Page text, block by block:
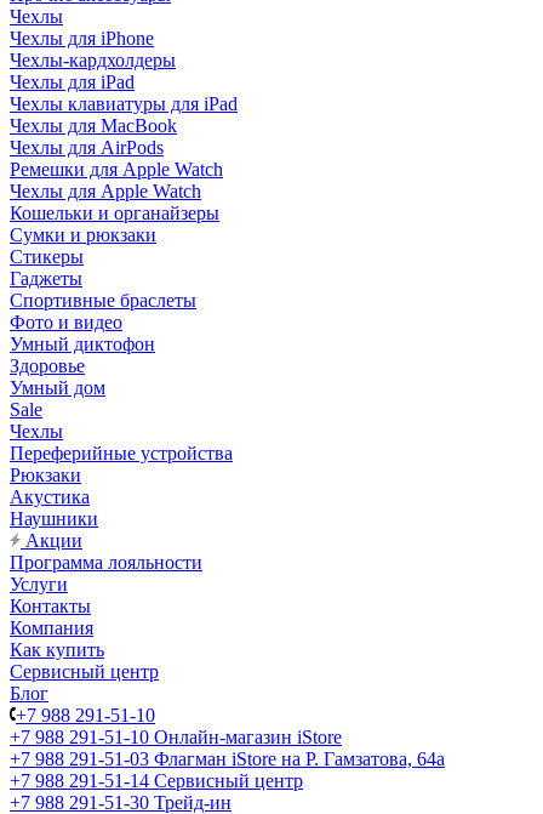
Чехлы
Чехлы для iPhone
Чехлы-кардхолдеры
Чехлы для iPad
Чехлы клавиатуры для iPad
Чехлы для MacBook
Чехлы для AirPods
Ремешки для Apple Watch
Чехлы для Apple Watch
Кошельки и органайзеры
Сумки и рюкзаки
Стикеры
Гаджеты
Спортивные браслеты
Фото и видео
Умный диктофон
Здоровье
Умный дом
Sale
Чехлы
Переферийные устройства
Рюкзаки
Акустика
Наушники
Акции
Программа лояльности
Услуги
Контакты
Компания
Как купить
Сервисный центр
Блог
+7 988 291-51-10
+7 988 291-51-10 Онлайн-магазин iStore
+7 988 291-51-03 Флагман iStore на Р. Гамзатова, 64а
+7 988 291-51-14 Сервисный центр
+7 988 291-51-30 Трейд-ин